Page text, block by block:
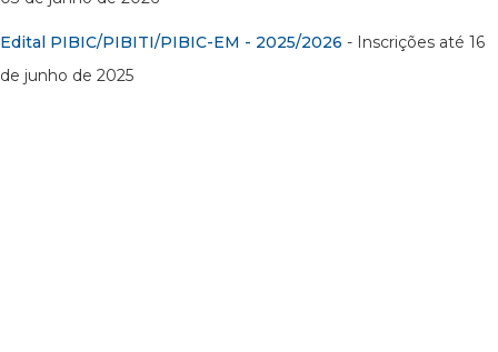
Edital PIBIC/PIBITI/PIBIC-EM - 2025/2026 - Inscrições até 16
de junho de 2025